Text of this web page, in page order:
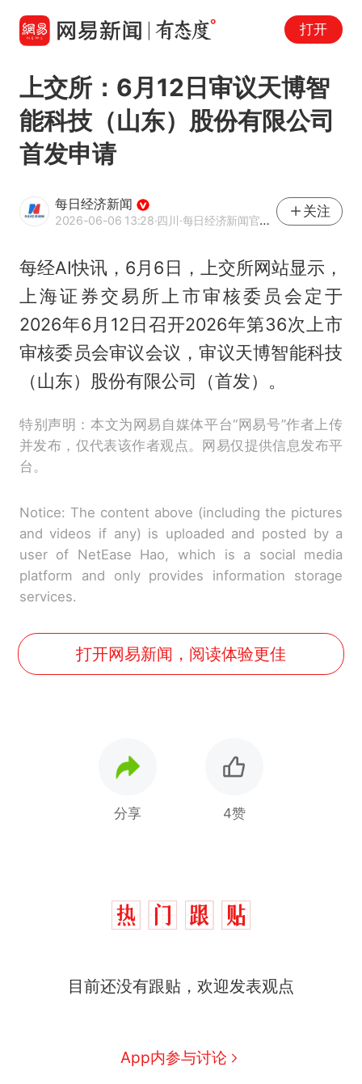
打开
上交所：6月12日审议天博智
能科技（山东）股份有限公司
首发申请
每日经济新闻
2026-06-06 13:28·四川·每日经济新闻官方网易号
关注
每经AI快讯，6月6日，上交所网站显示，
上海证券交易所上市审核委员会定于
2026年6月12日召开2026年第36次上市
审核委员会审议会议，审议天博智能科技
（山东）股份有限公司（首发）。
特别声明：本文为网易自媒体平台“网易号”作者上传
并发布，仅代表该作者观点。网易仅提供信息发布平
台。
Notice: The content above (including the pictures
and videos if any) is uploaded and posted by a
user of NetEase Hao, which is a social media
platform and only provides information storage
services.
打开网易新闻，阅读体验更佳
分享 4赞
目前还没有跟贴，欢迎发表观点
App内参与讨论
人生
新 搬家报价570元，搬到楼下
交5060元才肯搬上楼！女子傻